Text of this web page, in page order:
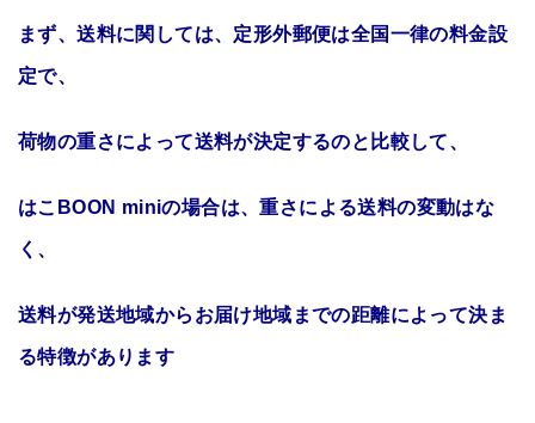
まず、送料に関しては、定形外郵便は全国一律の料金設
定で、
荷物の重さによって送料が決定するのと比較して、
はこBOON miniの場合は、重さによる送料の変動はな
く、
送料が発送地域からお届け地域までの距離によって決ま
る特徴があります